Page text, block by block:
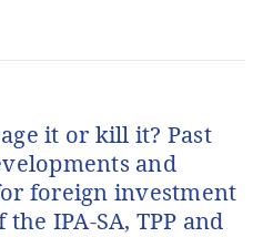
it or kill it? Past
and
foreign investment
IPA-SA, TPP and